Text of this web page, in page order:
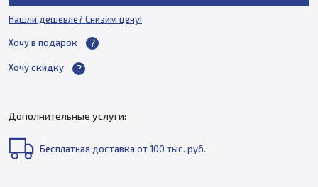
Нашли дешевле? Снизим цену!
Хочу в подарок
Хочу скидку
Дополнительные услуги:
Бесплатная доставка от 100 тыс. руб.